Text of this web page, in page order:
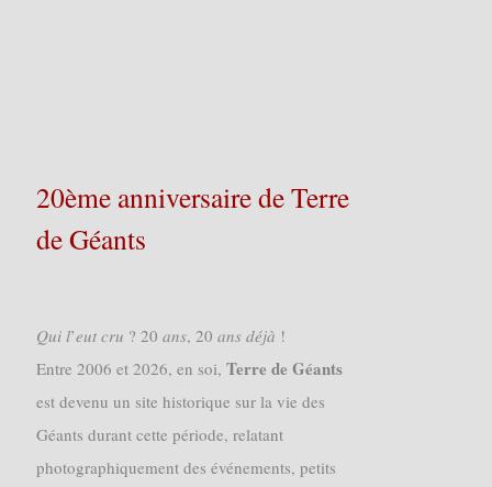
20ème anniversaire de Terre
de Géants
𝑄𝑢𝑖 𝑙’𝑒𝑢𝑡 𝑐𝑟𝑢 ? 20 𝑎𝑛𝑠, 20 𝑎𝑛𝑠 𝑑𝑒́𝑗𝑎̀ !
Entre 2006 et 2026, en soi,Terre de Géants
est devenu un site historique sur la vie des
Géants durant cette période, relatant
photographiquement des événements, petits